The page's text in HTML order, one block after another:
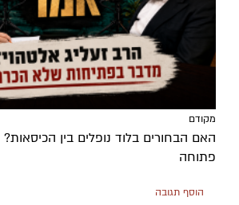
מקודם
האם הבחורים בלוד נופלים בין
פתוחה
הוסף תגובה